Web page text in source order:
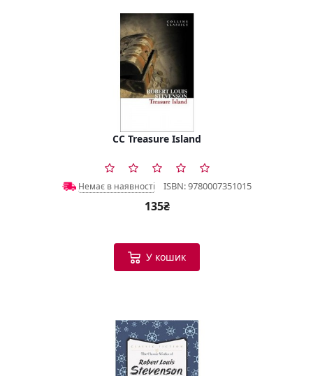
CC Treasure Island
Немає в наявності ISBN: 9780007351015
135₴
У кошик